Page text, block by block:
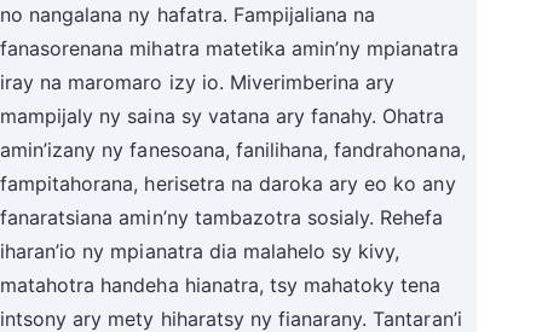
no nangalana ny hafatra. Fampijaliana na
fanasorenana mihatra matetika amin’ny mpianatra
iray na maromaro izy io. Miverimberina ary
mampijaly ny saina sy vatana ary fanahy. Ohatra
amin’izany ny fanesoana, fanilihana, fandrahonana,
fampitahorana, herisetra na daroka ary eo ko any
fanaratsiana amin’ny tambazotra sosialy. Rehefa
iharan’io ny mpianatra dia malahelo sy kivy,
matahotra handeha hianatra, tsy mahatoky tena
intsony ary mety hiharatsy ny fianarany. Tantaran’i